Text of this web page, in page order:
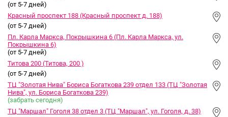
(от 5-7 дней)
Красный проспект 188 (Красный проспект д. 188)
(от 5-7 дней)
Пл. Карла Маркса, Покрышкина 6 (Пл. Карла Маркса, ул.
Покрышкина 6)
(от 5-7 дней)
Титова 200 (Титова, 200 )
(от 5-7 дней)
ТЦ "Золотая Нива" Бориса Богаткова 239 отдел 133 (ТЦ "Золотая
Нива", ул. Бориса Богаткова 239)
(забрать сегодня)
ТЦ "Маршал" Гоголя 38 отдел 3 (ТЦ "Маршал", ул. Гоголя, д. 38)